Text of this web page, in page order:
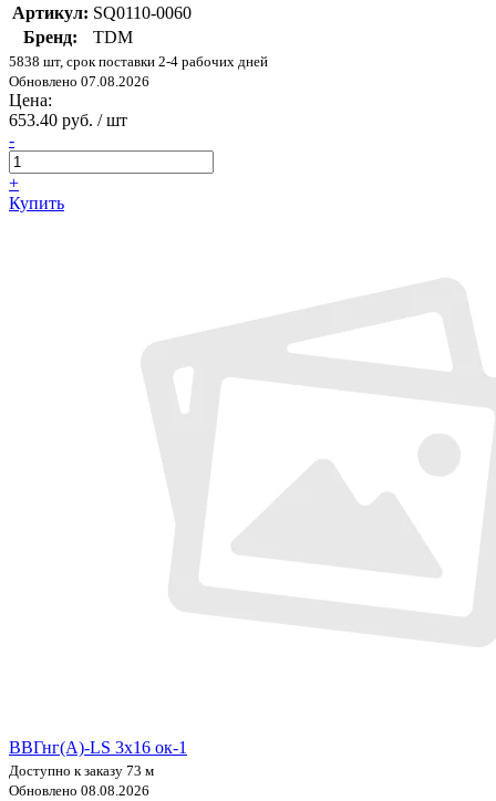
Артикул: SQ0110-0060
Бренд:
TDM
5838 шт, срок поставки 2-4 рабочих дней
Обновлено 07.08.2026
Цена:
653.40 руб. / шт
-
+
Купить
ВВГнг(А)-LS 3х16 ок-1
Доступно к заказу 73 м
Обновлено 08.08.2026